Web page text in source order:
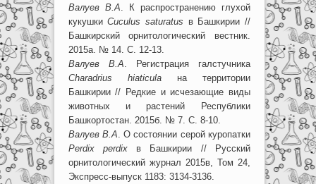
Валуев В.А. К распространению глухой
кукушкиCuculus saturatus в Башкирии //
Башкирский орнитологический вестник.
2015а. № 14. C. 12-13.
Валуев В.А. Регистрация галстучника
Сharadrius hiaticulaна территории
Башкирии // Редкие и исчезающие виды
животных и растений Республики
Башкортостан. 2015б. № 7. С. 8-10.
Валуев В.А. О состоянии серой куропатки
Perdix perdix в Башкирии // Русский
орнитологический журнал 2015в, Том 24,
Экспресс-выпуск 1183: 3134-3136.